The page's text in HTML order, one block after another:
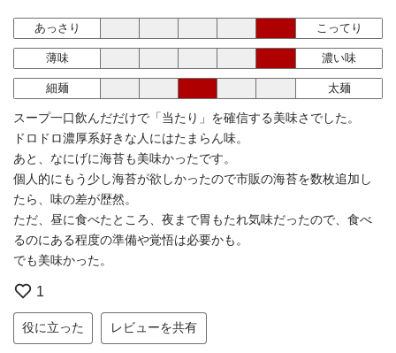
あっさり こってり
薄味 濃い味
細麺 太麺
スープ一口飲んだだけで「当たり」を確信する美味さでした。
ドロドロ濃厚系好きな人にはたまらん味。
あと、なにげに海苔も美味かったです。
個人的にもう少し海苔が欲しかったので市販の海苔を数枚追加し
たら、味の差が歴然。
ただ、昼に食べたところ、夜まで胃もたれ気味だったので、食べ
るのにある程度の準備や覚悟は必要かも。
でも美味かった。
1
役に立った レビューを共有